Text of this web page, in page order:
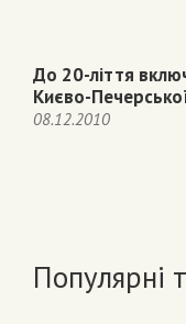
До 20-ліття
Києво-
08.12.2010
Популярні